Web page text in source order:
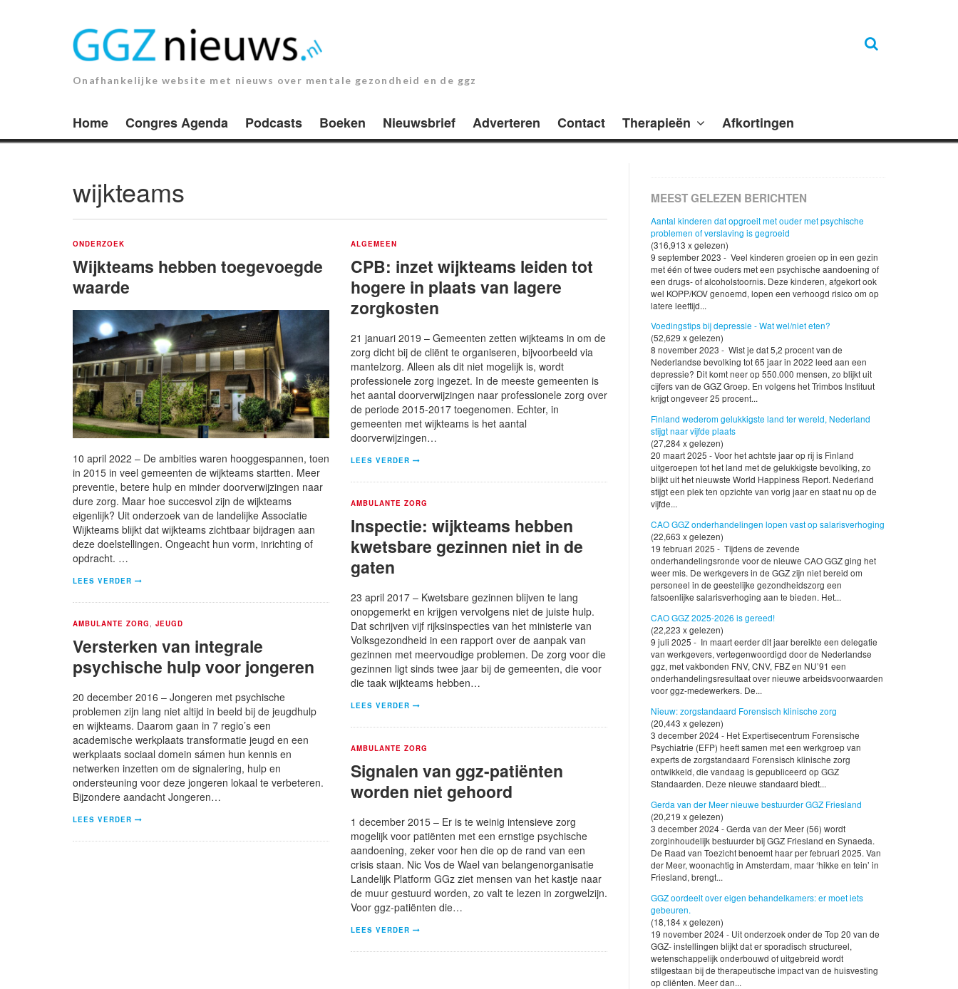
Onafhankelijke website met nieuws over mentale gezondheid en de ggz
Home Congres Agenda Podcasts Boeken Nieuwsbrief Adverteren Contact Therapieën Afkortingen
wijkteams
ONDERZOEK
Wijkteams hebben toegevoegde
waarde
10 april 2022 – De ambities waren hooggespannen, toen
in 2015 in veel gemeenten de wijkteams startten. Meer
preventie, betere hulp en minder doorverwijzingen naar
dure zorg. Maar hoe succesvol zijn de wijkteams
eigenlijk? Uit onderzoek van de landelijke Associatie
Wijkteams blijkt dat wijkteams zichtbaar bijdragen aan
deze doelstellingen. Ongeacht hun vorm, inrichting of
opdracht. …
LEES VERDER
ALGEMEEN
CPB: inzet wijkteams leiden tot
hogere in plaats van lagere
zorgkosten
21 januari 2019 – Gemeenten zetten wijkteams in om de
zorg dicht bij de cliënt te organiseren, bijvoorbeeld via
mantelzorg. Alleen als dit niet mogelijk is, wordt
professionele zorg ingezet. In de meeste gemeenten is
het aantal doorverwijzingen naar professionele zorg over
de periode 2015-2017 toegenomen. Echter, in
gemeenten met wijkteams is het aantal
doorverwijzingen…
LEES VERDER
AMBULANTE ZORG
Inspectie: wijkteams hebben
kwetsbare gezinnen niet in de
gaten
23 april 2017 – Kwetsbare gezinnen blijven te lang
onopgemerkt en krijgen vervolgens niet de juiste hulp.
Dat schrijven vijf rijksinspecties van het ministerie van
Volksgezondheid in een rapport over de aanpak van
gezinnen met meervoudige problemen. De zorg voor die
gezinnen ligt sinds twee jaar bij de gemeenten, die voor
die taak wijkteams hebben…
LEES VERDER
AMBULANTE ZORG JEUGD
Versterken van integrale
psychische hulp voor jongeren
20 december 2016 – Jongeren met psychische
problemen zijn lang niet altijd in beeld bij de jeugdhulp
en wijkteams. Daarom gaan in 7 regio’s een
academische werkplaats transformatie jeugd en een
werkplaats sociaal domein sámen hun kennis en
netwerken inzetten om de signalering, hulp en
ondersteuning voor deze jongeren lokaal te verbeteren.
Bijzondere aandacht Jongeren…
LEES VERDER
AMBULANTE ZORG
Signalen van ggz-patiënten
worden niet gehoord
1 december 2015 – Er is te weinig intensieve zorg
mogelijk voor patiënten met een ernstige psychische
aandoening, zeker voor hen die op de rand van een
crisis staan. Nic Vos de Wael van belangenorganisatie
Landelijk Platform GGz ziet mensen van het kastje naar
de muur gestuurd worden, zo valt te lezen in zorgwelzijn.
Voor ggz-patiënten die…
LEES VERDER
MEEST GELEZEN BERICHTEN
Aantal kinderen dat opgroeit met ouder met psychische
problemen of verslaving is gegroeid
(316,913 x gelezen)
9 september 2023 - Veel kinderen groeien op in een gezin
met één of twee ouders met een psychische aandoening of
een drugs- of alcoholstoornis. Deze kinderen, afgekort ook
wel KOPP/KOV genoemd, lopen een verhoogd risico om op
latere leeftijd...
Voedingstips bij depressie - Wat wel/niet eten?
(52,629 x gelezen)
8 november 2023 - Wist je dat 5,2 procent van de
Nederlandse bevolking tot 65 jaar in 2022 leed aan een
depressie? Dit komt neer op 550.000 mensen, zo blijkt uit
cijfers van de GGZ Groep. En volgens het Trimbos Instituut
krijgt ongeveer 25 procent...
Finland wederom gelukkigste land ter wereld, Nederland
stijgt naar vijfde plaats
(27,284 x gelezen)
20 maart 2025 - Voor het achtste jaar op rij is Finland
uitgeroepen tot het land met de gelukkigste bevolking, zo
blijkt uit het nieuwste World Happiness Report. Nederland
stijgt een plek ten opzichte van vorig jaar en staat nu op de
vijfde...
CAO GGZ onderhandelingen lopen vast op salarisverhoging
(22,663 x gelezen)
19 februari 2025 - Tijdens de zevende
onderhandelingsronde voor de nieuwe CAO GGZ ging het
weer mis. De werkgevers in de GGZ zijn niet bereid om
personeel in de geestelijke gezondheidszorg een
fatsoenlijke salarisverhoging aan te bieden. Het...
CAO GGZ 2025-2026 is gereed!
(22,223 x gelezen)
9 juli 2025 - In maart eerder dit jaar bereikte een delegatie
van werkgevers, vertegenwoordigd door de Nederlandse
ggz, met vakbonden FNV, CNV, FBZ en NU’91 een
onderhandelingsresultaat over nieuwe arbeidsvoorwaarden
voor ggz-medewerkers. De...
Nieuw: zorgstandaard Forensisch klinische zorg
(20,443 x gelezen)
3 december 2024 - Het Expertisecentrum Forensische
Psychiatrie (EFP) heeft samen met een werkgroep van
experts de zorgstandaard Forensisch klinische zorg
ontwikkeld, die vandaag is gepubliceerd op GGZ
Standaarden. Deze nieuwe standaard biedt...
Gerda van der Meer nieuwe bestuurder GGZ Friesland
(20,219 x gelezen)
3 december 2024 - Gerda van der Meer (56) wordt
zorginhoudelijk bestuurder bij GGZ Friesland en Synaeda.
De Raad van Toezicht benoemt haar per februari 2025. Van
der Meer, woonachtig in Amsterdam, maar ‘hikke en tein’ in
Friesland, brengt...
GGZ oordeelt over eigen behandelkamers: er moet iets
gebeuren.
(18,184 x gelezen)
19 november 2024 - Uit onderzoek onder de Top 20 van de
GGZ- instellingen blijkt dat er sporadisch structureel,
wetenschappelijk onderbouwd of uitgebreid wordt
stilgestaan bij de therapeutische impact van de huisvesting
op cliënten. Meer dan...